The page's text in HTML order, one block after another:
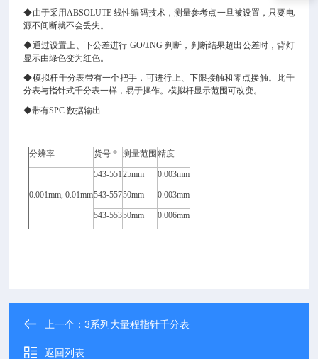
◆由于采用ABSOLUTE线性编码技术，测量参考点一旦被设置，只要电
源不间断就不会丢失。
◆通过设置上、下公差进行 GO/±NG 判断，判断结果超出公差时，背灯
显示由绿色变为红色。
◆模拟杆千分表带有一个把手，可进行上、下限接触和零点接触。此千
分表与指针式千分表一样，易于操作。模拟杆显示范围可改变。
◆带有SPC数据输出
分辨率 货号 * 测量范围 精度
0.001mm, 0.01mm
543-55125mm 0.003mm
543-55750mm 0.003mm
543-55350mm 0.006mm
上一个：3系列大量程指针千分表
返回列表